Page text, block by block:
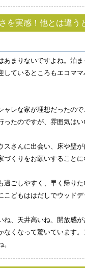
を実感！他とは違う
あまりないですよね。泊
しているところもエコマ
ャレな家が理想だったの
ったのですが、雰囲気は
スさんに出会い、床や壁
くりをお願いすることに
過ごしやすく、早く帰り
こどもははだしでウッドデ
ね、天井高いね、開放感
なくなって驚いています